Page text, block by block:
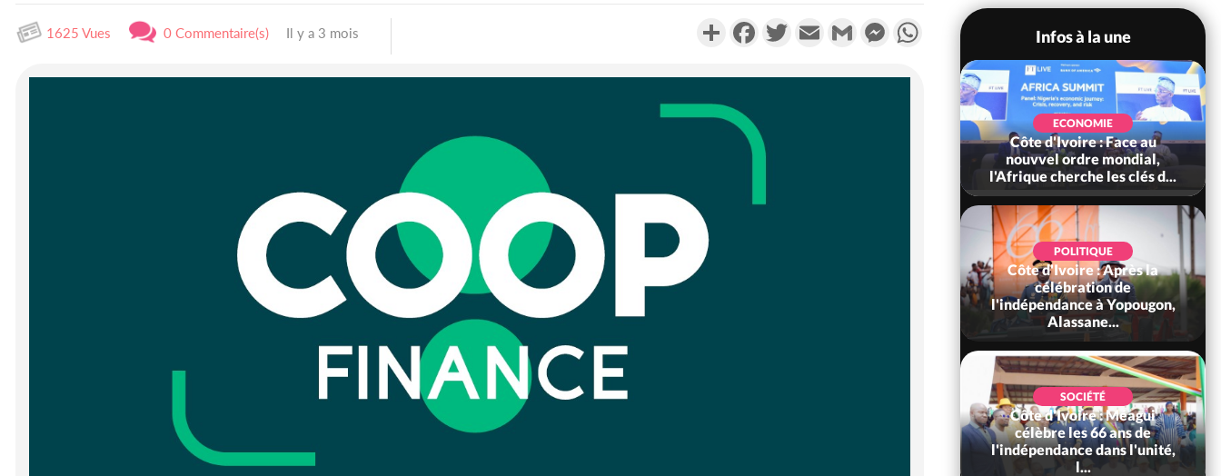
1625 Vues 0 Commentaire(s) Il y a 3 mois PartagerFacebookTwitterEmail Gmail MessengerWhatsApp
Infos à la une
résiduels de cacao, des
sociétés coopératives et
ECONOMIE
Côte d'Ivoire : Face au
nouvvel ordre mondial,
l'Afrique cherche les clés d...
POLITIQUE
Côte d'Ivoire : Après la
célébration de
l'indépendance à Yopougon,
Alassane...
SOCIÉTÉ
Côte d'Ivoire : Méagui
célèbre les 66 ans de
l'indépendance dans l'unité,
l...